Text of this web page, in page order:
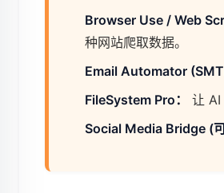
Browser Use / Web
种网站爬取数据。
Email Automator
FileSystem Pro：
让 AI
Social Media Bridge (可